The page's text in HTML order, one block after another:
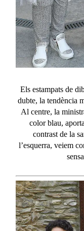
Els estampats de
dubte, la tendència
Al centre, la
color blau,
contrast de la
l’esquerra, veiem